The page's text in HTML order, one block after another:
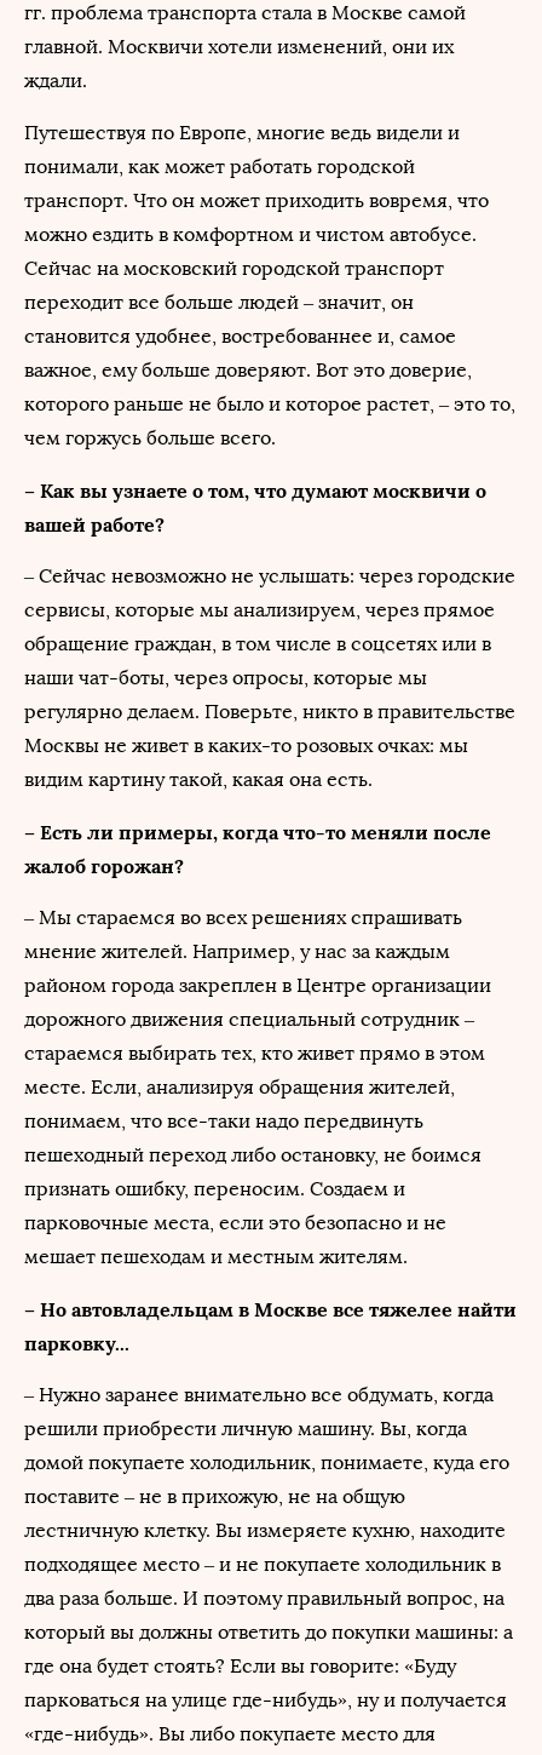
гг. проблема транспорта стала в Москве самой
главной. Москвичи хотели изменений, они их
ждали.
Путешествуя по Европе, многие ведь видели и
понимали, как может работать городской
транспорт. Что он может приходить вовремя, что
можно ездить в комфортном и чистом автобусе.
Сейчас на московский городской транспорт
переходит все больше людей – значит, он
становится удобнее, востребованнее и, самое
важное, ему больше доверяют. Вот это доверие,
которого раньше не было и которое растет, – это то,
чем горжусь больше всего.
– Как вы узнаете о том, что думают москвичи о
вашей работе?
– Сейчас невозможно не услышать: через городские
сервисы, которые мы анализируем, через прямое
обращение граждан, в том числе в соцсетях или в
наши чат-боты, через опросы, которые мы
регулярно делаем. Поверьте, никто в правительстве
Москвы не живет в каких-то розовых очках: мы
видим картину такой, какая она есть.
– Есть ли примеры, когда что-то меняли после
жалоб горожан?
– Мы стараемся во всех решениях спрашивать
мнение жителей. Например, у нас за каждым
районом города закреплен в Центре организации
дорожного движения специальный сотрудник –
стараемся выбирать тех, кто живет прямо в этом
месте. Если, анализируя обращения жителей,
понимаем, что все-таки надо передвинуть
пешеходный переход либо остановку, не боимся
признать ошибку, переносим. Создаем и
парковочные места, если это безопасно и не
мешает пешеходам и местным жителям.
– Но автовладельцам в Москве все тяжелее найти
парковку...
– Нужно заранее внимательно все обдумать, когда
решили приобрести личную машину. Вы, когда
домой покупаете холодильник, понимаете, куда его
поставите – не в прихожую, не на общую
лестничную клетку. Вы измеряете кухню, находите
подходящее место – и не покупаете холодильник в
два раза больше. И поэтому правильный вопрос, на
который вы должны ответить до покупки машины: а
где она будет стоять? Если вы говорите: «Буду
парковаться на улице где-нибудь», ну и получается
«где-нибудь». Вы либо покупаете место для